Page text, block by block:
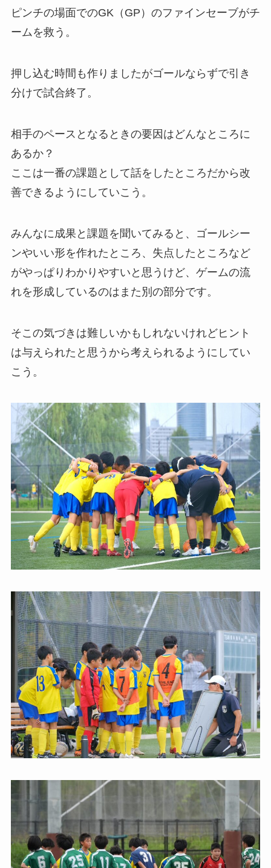
ピンチの場面でのGK（GP）のファインセーブがチ
ームを救う。
押し込む時間も作りましたがゴールならずで引き
分けで試合終了。
相手のペースとなるときの要因はどんなところに
あるか？
ここは一番の課題として話をしたところだから改
善できるようにしていこう。
みんなに成果と課題を聞いてみると、ゴールシー
ンやいい形を作れたところ、失点したところなど
がやっぱりわかりやすいと思うけど、ゲームの流
れを形成しているのはまた別の部分です。
そこの気づきは難しいかもしれないけれどヒント
は与えられたと思うから考えられるようにしてい
こう。